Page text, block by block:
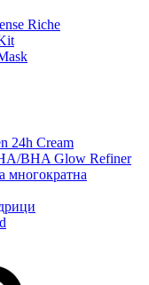
Riche
24h Cream
BHA Glow Refiner
многократна